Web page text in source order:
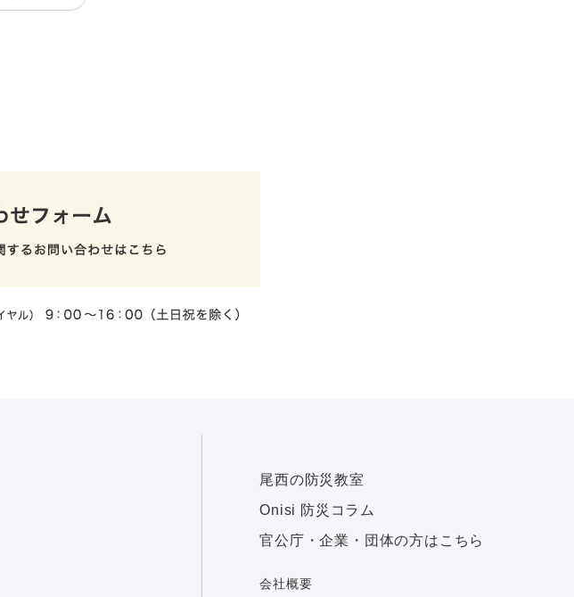
尾西の防災教室
Onisi 防災コラム
官公庁・企業・団体の方はこちら
会社概要